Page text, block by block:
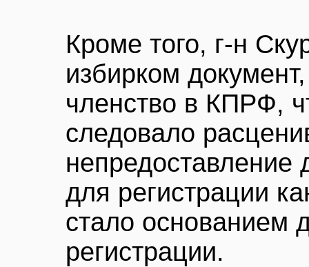
Кроме того, г-н
избирком
членство в КПРФ,
следовало
непредоставление
для регистрации
стало основанием
регистрации.